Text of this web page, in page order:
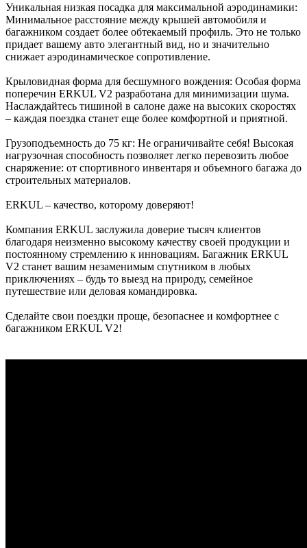
Уникальная низкая посадка для максимальной аэродинамики:
Минимальное расстояние между крышей автомобиля и
багажником создает более обтекаемый профиль. Это не только
придает вашему авто элегантный вид, но и значительно
снижает аэродинамическое сопротивление.
Крыловидная форма для бесшумного вождения: Особая форма
поперечин ERKUL V2 разработана для минимизации шума.
Наслаждайтесь тишиной в салоне даже на высоких скоростях
– каждая поездка станет еще более комфортной и приятной.
Грузоподъемность до 75 кг: Не ограничивайте себя! Высокая
нагрузочная способность позволяет легко перевозить любое
снаряжение: от спортивного инвентаря и объемного багажа до
строительных материалов.
ERKUL – качество, которому доверяют!
Компания ERKUL заслужила доверие тысяч клиентов
благодаря неизменно высокому качеству своей продукции и
постоянному стремлению к инновациям. Багажник ERKUL
V2 станет вашим незаменимым спутником в любых
приключениях – будь то выезд на природу, семейное
путешествие или деловая командировка.
Сделайте свои поездки проще, безопаснее и комфортнее с
багажником ERKUL V2!